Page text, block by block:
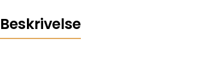
Beskrivelse